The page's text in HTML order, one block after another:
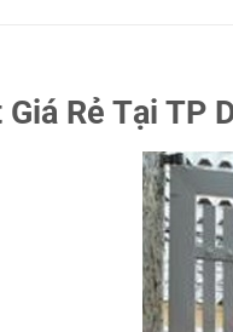
Rẻ Tại TP